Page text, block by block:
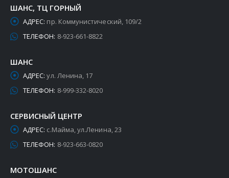
ШАНС, ТЦ ГОРНЫЙ
АДРЕС: пр. Коммунистический, 109/2
ТЕЛЕФОН: 8-923-661-8822
ШАНС
АДРЕС: ул. Ленина, 17
ТЕЛЕФОН: 8-999-332-8020
СЕРВИСНЫЙ ЦЕНТР
АДРЕС: с.Майма, ул.Ленина, 23
ТЕЛЕФОН: 8-923-663-0820
МОТОШАНС